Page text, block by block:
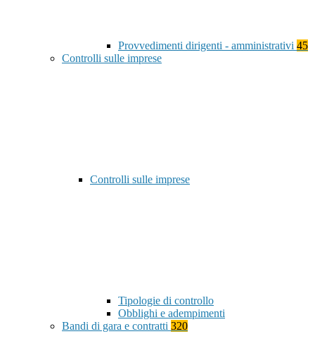
Provvedimenti dirigenti - amministrativi 45
Controlli sulle imprese
Controlli sulle imprese
Tipologie di controllo
Obblighi e adempimenti
Bandi di gara e contratti 320